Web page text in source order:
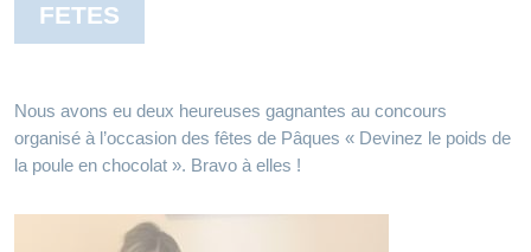
FETES
Nous avons eu deux heureuses gagnantes au concours
organisé à l’occasion des fêtes de Pâques « Devinez le poids de
la poule en chocolat ». Bravo à elles !